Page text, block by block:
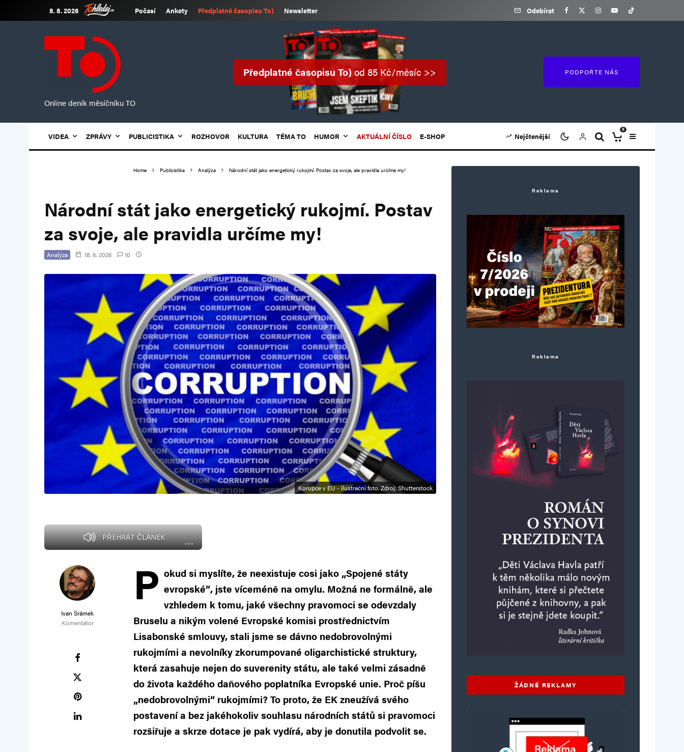
8. 8. 2026 Počasí Ankety Předplatné časopisu To) Newsletter Odebírat
Online deník měsíčníku TO
Předplatné časopisu To)od 85 Kč/měsíc >> PODPOŘTE NÁS
VIDEA ZPRÁVY PUBLICISTIKA ROZHOVOR KULTURA TÉMA TO HUMOR AKTUÁLNÍ ČÍSLO E-SHOP Nejčtenější
0
Home Publicistika Analýza Národní stát jako energetický rukojmí. Postav za svoje, ale pravidla určíme my!
Národní stát jako energetický rukojmí. Postav
za svoje, ale pravidla určíme my!
Analýza 18. 6. 2026 10
Korupce v EU - ilustrační foto. Zdroj: Shutterstock
PŘEHRÁT ČLÁNEK
Ivan Šrámek
Komentátor
P okud si myslíte, že neexistuje cosi jako „Spojené státy
evropské“, jste víceméně na omylu. Možná ne formálně, ale
vzhledem k tomu, jaké všechny pravomoci se odevzdaly
Bruselu a nikým volené Evropské komisi prostřednictvím
Lisabonské smlouvy, stali jsme se dávno nedobrovolnými
rukojmími a nevolníky zkorumpované oligarchistické struktury,
která zasahuje nejen do suverenity státu, ale také velmi zásadně
do života každého daňového poplatníka Evropské unie. Proč píšu
„nedobrovolnými“ rukojmími? To proto, že EK zneužívá svého
postavení a bez jakéhokoliv souhlasu národních států si pravomoci
rozšiřuje a skrze dotace je pak vydírá, aby je donutila podvolit se.
Reklama
Reklama
ŽÁDNÉ REKLAMY